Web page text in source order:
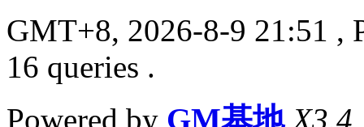
GMT+8, 2026-8-9 21:51 ,
16 queries .
Powered by GM基地 X3.4